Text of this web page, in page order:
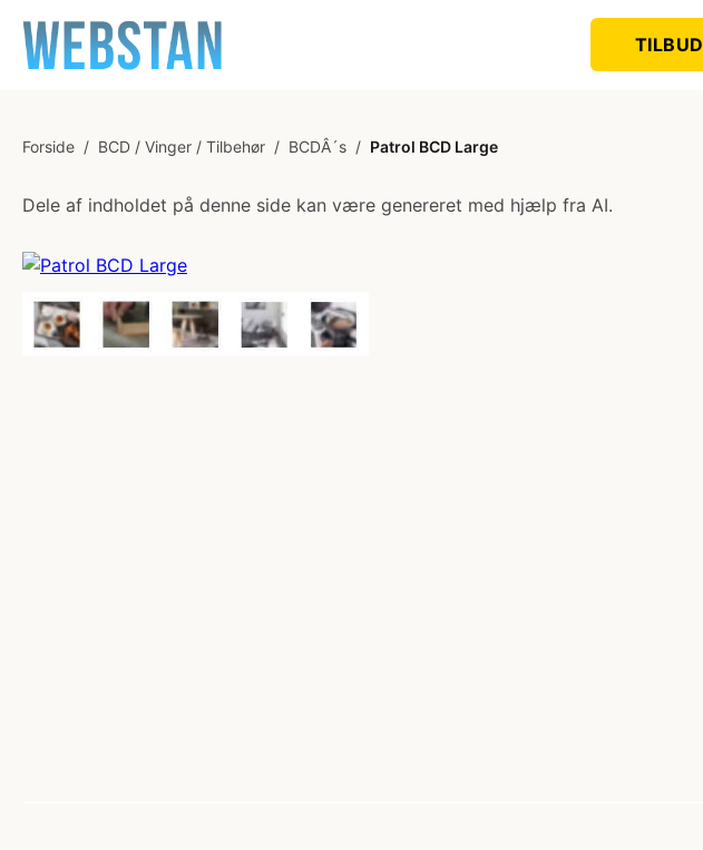
TILBUD
Forside / BCD / Vinger / Tilbehør / BCDÂ´s / Patrol BCD Large
Dele af indholdet på denne side kan være genereret med hjælp fra AI.